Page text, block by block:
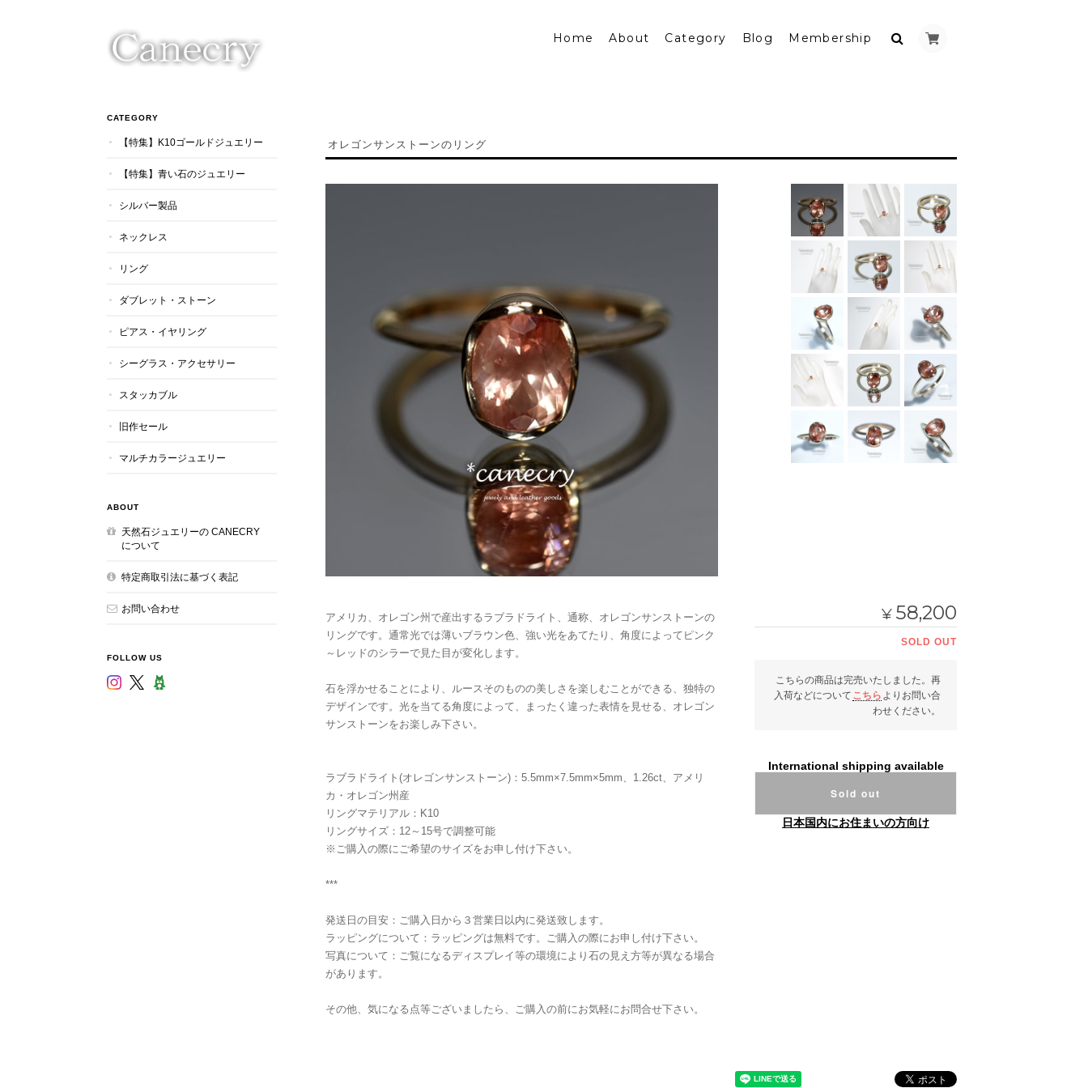
Home About Category Blog Membership
オレゴンサンストーンのリング
アメリカ、オレゴン州で産出するラブラドライト、通称、オレゴンサンストーンの
リングです。通常光では薄いブラウン色、強い光をあてたり、角度によってピンク
～レッドのシラーで見た目が変化します。
石を浮かせることにより、ルースそのものの美しさを楽しむことができる、独特の
デザインです。光を当てる角度によって、まったく違った表情を見せる、オレゴン
サンストーンをお楽しみ下さい。
ラブラドライト(オレゴンサンストーン)：5.5mm×7.5mm×5mm、1.26ct、アメリ
カ・オレゴン州産
リングマテリアル：K10
リングサイズ：12～15号で調整可能
※ご購入の際にご希望のサイズをお申し付け下さい。
***
発送日の目安：ご購入日から３営業日以内に発送致します。
ラッピングについて：ラッピングは無料です。ご購入の際にお申し付け下さい。
写真について：ご覧になるディスプレイ等の環境により石の見え方等が異なる場合
があります。
その他、気になる点等ございましたら、ご購入の前にお気軽にお問合せ下さい。
¥ 58,200
SOLD OUT
こちらの商品は完売いたしました。再
入荷などについて こちら よりお問い合
わせください。
International shipping available
Sold out
日本国内にお住まいの方向け
CATEGORY
【特集】K10ゴールドジュエリー
【特集】青い石のジュエリー
シルバー製品
ネックレス
リング
ダブレット・ストーン
ピアス・イヤリング
シーグラス・アクセサリー
スタッカブル
旧作セール
マルチカラージュエリー
ABOUT
天然石ジュエリーの CANECRY
について
特定商取引法に基づく表記
お問い合わせ
FOLLOW US